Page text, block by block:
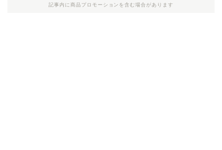
記事内に商品プロモーションを含む場合があります